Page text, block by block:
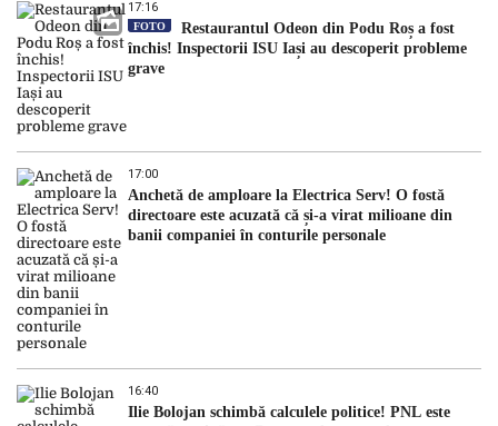
17:16
FOTO
Restaurantul Odeon din Podu Roș a fost
închis! Inspectorii ISU Iași au descoperit probleme
grave
17:00
Anchetă de amploare la Electrica Serv! O fostă
directoare este acuzată că și-a virat milioane din
banii companiei în conturile personale
16:40
Ilie Bolojan schimbă calculele politice! PNL este